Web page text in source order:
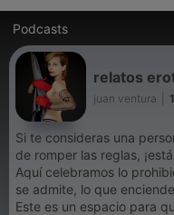
Podcasts
relatos
juan ventura
Si te consideras una
de romper las reglas,
Aquí celebramos lo
se admite, lo que
Este es un espacio para